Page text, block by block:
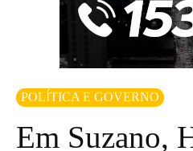
POLÍTICA E GOVERNO
Em Suzano,